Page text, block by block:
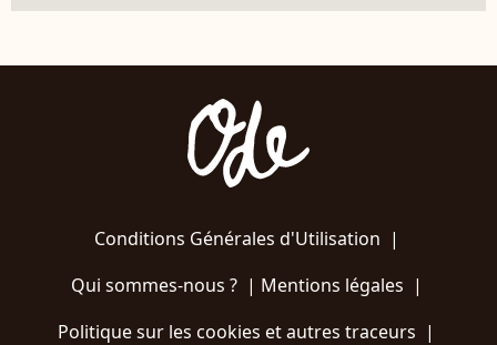
Conditions Générales d'Utilisation |
Qui sommes-nous ?| Mentions légales |
Politique sur les cookies et autres traceurs |